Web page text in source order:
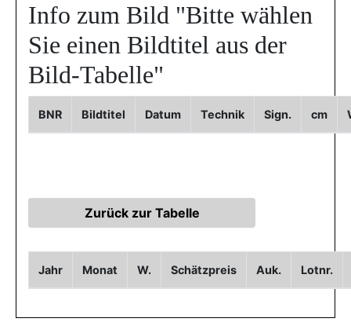
Info zum Bild "Bitte wählen
Sie einen Bildtitel aus der
Bild-Tabelle"
BNR Bildtitel Datum Technik Sign. cm
Jahr Monat W. Schätzpreis Auk. Lotnr.